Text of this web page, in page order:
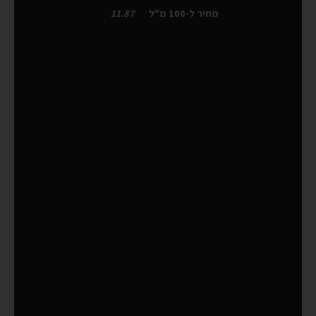
מחיר ל-100 מ"ל 11.87